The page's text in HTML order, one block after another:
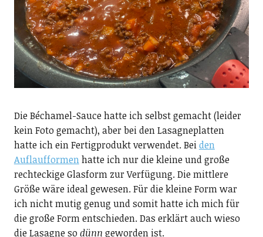
Die Béchamel-Sauce hatte ich selbst gemacht (leider
kein Foto gemacht), aber bei den Lasagneplatten
hatte ich ein Fertigprodukt verwendet. Beiden
Auflaufformenhatte ich nur die kleine und große
rechteckige Glasform zur Verfügung. Die mittlere
Größe wäre ideal gewesen. Für die kleine Form war
ich nicht mutig genug und somit hatte ich mich für
die große Form entschieden. Das erklärt auch wieso
die Lasagne so dünn geworden ist.